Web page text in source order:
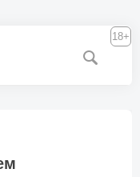
18+